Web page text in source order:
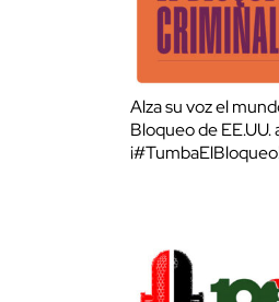
Alza su voz el
Bloqueo de EE.UU.